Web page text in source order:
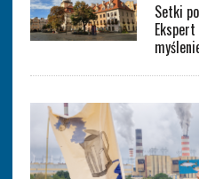
Setki
Ekspert